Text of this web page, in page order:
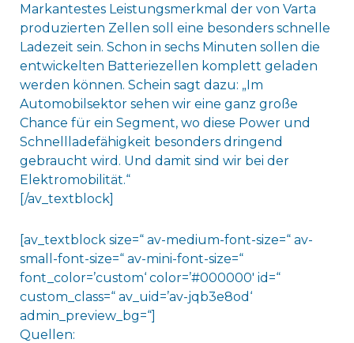
Markantestes Leistungsmerkmal der von Varta
produzierten Zellen soll eine besonders schnelle
Ladezeit sein. Schon in sechs Minuten sollen die
entwickelten Batteriezellen komplett geladen
werden können. Schein sagt dazu: „Im
Automobilsektor sehen wir eine ganz große
Chance für ein Segment, wo diese Power und
Schnellladefähigkeit besonders dringend
gebraucht wird. Und damit sind wir bei der
Elektromobilität.“
[/av_textblock]
[av_textblock size=“ av-medium-font-size=“ av-
small-font-size=“ av-mini-font-size=“
font_color=’custom‘ color=’#000000′ id=“
custom_class=“ av_uid=’av-jqb3e8od‘
admin_preview_bg=“]
Quellen: